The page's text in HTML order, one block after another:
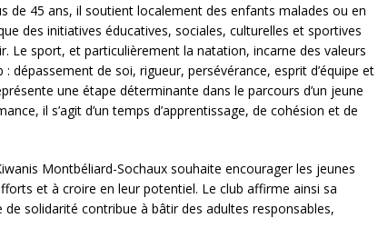
de 45 ans, il soutient localement des enfants malades ou en
des initiatives éducatives, sociales, culturelles et sportives
Le sport, et particulièrement la natation, incarne des valeurs
dépassement de soi, rigueur, persévérance, esprit d’équipe et
une étape déterminante dans le parcours d’un jeune
il s’agit d’un temps d’apprentissage, de cohésion et de
Montbéliard-Sochaux souhaite encourager les jeunes
et à croire en leur potentiel. Le club affirme ainsi sa
solidarité contribue à bâtir des adultes responsables,